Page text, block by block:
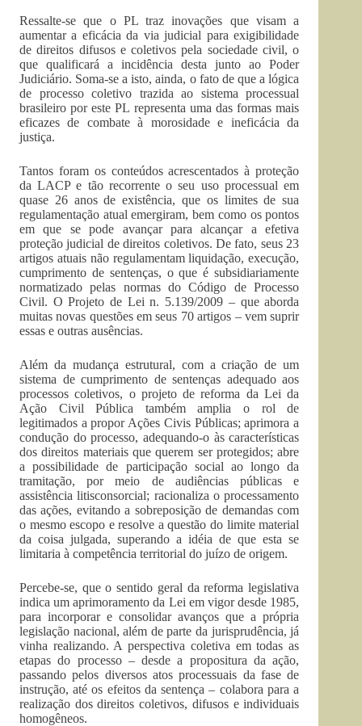
Ressalte-se que o PL traz inovações que visam a
aumentar a eficácia da via judicial para exigibilidade
de direitos difusos e coletivos pela sociedade civil, o
que qualificará a incidência desta junto ao Poder
Judiciário. Soma-se a isto, ainda, o fato de que a lógica
de processo coletivo trazida ao sistema processual
brasileiro por este PL representa uma das formas mais
eficazes de combate à morosidade e ineficácia da
justiça.
Tantos foram os conteúdos acrescentados à proteção
da LACP e tão recorrente o seu uso processual em
quase 26 anos de existência, que os limites de sua
regulamentação atual emergiram, bem como os pontos
em que se pode avançar para alcançar a efetiva
proteção judicial de direitos coletivos. De fato, seus 23
artigos atuais não regulamentam liquidação, execução,
cumprimento de sentenças, o que é subsidiariamente
normatizado pelas normas do Código de Processo
Civil. O Projeto de Lei n. 5.139/2009 – que aborda
muitas novas questões em seus 70 artigos – vem suprir
essas e outras ausências.
Além da mudança estrutural, com a criação de um
sistema de cumprimento de sentenças adequado aos
processos coletivos, o projeto de reforma da Lei da
Ação Civil Pública também amplia o rol de
legitimados a propor Ações Civis Públicas; aprimora a
condução do processo, adequando-o às características
dos direitos materiais que querem ser protegidos; abre
a possibilidade de participação social ao longo da
tramitação, por meio de audiências públicas e
assistência litisconsorcial; racionaliza o processamento
das ações, evitando a sobreposição de demandas com
o mesmo escopo e resolve a questão do limite material
da coisa julgada, superando a idéia de que esta se
limitaria à competência territorial do juízo de origem.
Percebe-se, que o sentido geral da reforma legislativa
indica um aprimoramento da Lei em vigor desde 1985,
para incorporar e consolidar avanços que a própria
legislação nacional, além de parte da jurisprudência, já
vinha realizando. A perspectiva coletiva em todas as
etapas do processo – desde a propositura da ação,
passando pelos diversos atos processuais da fase de
instrução, até os efeitos da sentença – colabora para a
realização dos direitos coletivos, difusos e individuais
homogêneos.